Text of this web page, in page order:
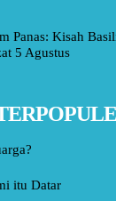
Panas: Kisah
5 Agustus
itu Datar